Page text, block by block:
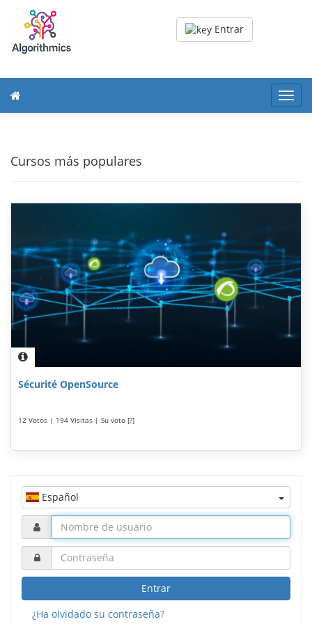
Entrar
Cursos más populares
Sécurité OpenSource
12 Votos | 194 Visitas | Su voto [?]
Español
Entrar
¿Ha olvidado su contraseña?